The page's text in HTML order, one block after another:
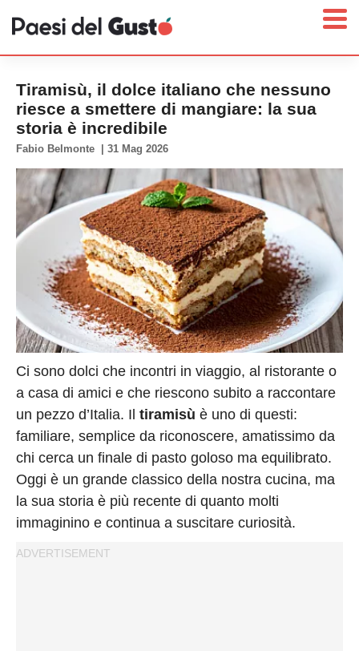
Home
News
Interviste
Territori
Prodotti
Answer
Newsletter
Policy
Cookies
Policy
Cambia
Impostazioni
Privacy
Tiramisù, il dolce italiano che nessuno
riesce a smettere di mangiare: la sua
storia è incredibile
Fabio Belmonte 31 Mag 2026
Ci sono dolci che incontri in viaggio, al ristorante o
a casa di amici e che riescono subito a raccontare
un pezzo d’Italia. Il tiramisù è uno di questi:
familiare, semplice da riconoscere, amatissimo da
chi cerca un finale di pasto goloso ma equilibrato.
Oggi è un grande classico della nostra cucina, ma
la sua storia è più recente di quanto molti
immaginino e continua a suscitare curiosità.